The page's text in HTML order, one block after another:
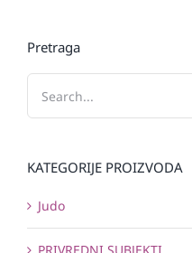
Pretraga
KATEGORIJE PROIZVODA
Judo